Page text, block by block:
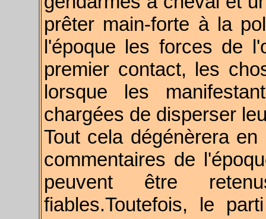
prêter main-forte à la
l'époque les forces de
premier contact, les
lorsque les
chargées de disperser
Tout cela dégénèrera
commentaires de
peuvent être
fiables.Toutefois, le